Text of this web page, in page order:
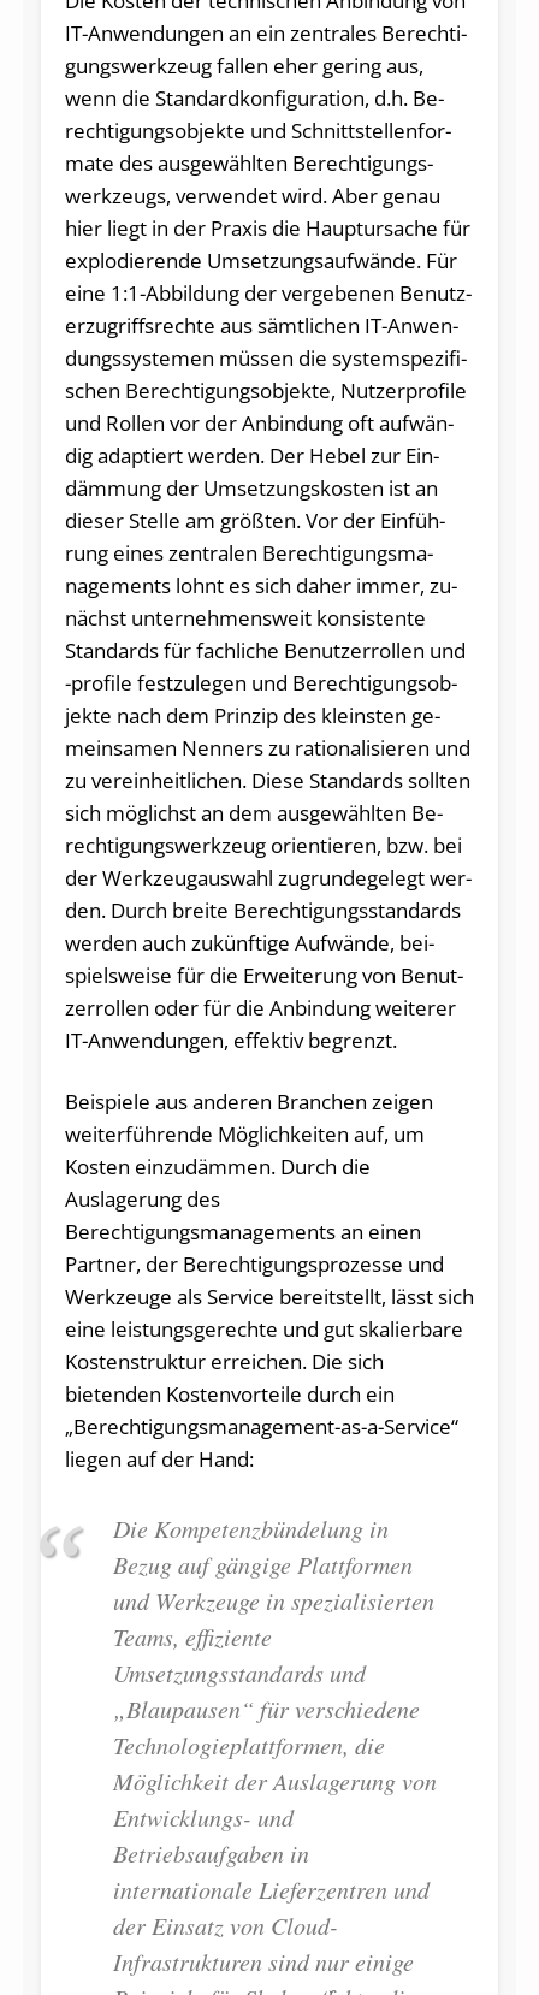
IT-An­wen­dun­gen an ein zen­tra­les Be­rech­ti­
gungs­werk­zeug fal­len eher ge­ring aus,
wenn die Stan­dard­kon­fi­gu­ra­ti­on, d.h. Be­
rech­ti­gungs­ob­jek­te und Schnitt­stel­len­for­
ma­te des aus­ge­wähl­ten Be­rech­ti­gungs­
werk­zeugs, ver­wen­det wird. Aber ge­nau
hier liegt in der Pra­xis die Haupt­ur­sa­che für
ex­plo­die­ren­de Um­set­zungs­auf­wän­de. Für
ei­ne 1:1-Ab­bil­dung der ver­ge­be­nen Be­nutz­
er­zu­griffs­rech­te aus sämt­li­chen IT-An­wen­
dungs­sys­te­men müs­sen die sys­tem­spe­zi­fi­
schen Be­rech­ti­gungs­ob­jek­te, Nut­zer­pro­fi­le
und Rol­len vor der An­bin­dung oft auf­wän­
dig ad­ap­tiert wer­den. Der He­bel zur Ein­
däm­mung der Um­set­zungs­kos­ten ist an
die­ser Stel­le am grö­ß­ten. Vor der Ein­füh­
rung ei­nes zen­tra­len Be­rech­ti­gungs­ma­
nage­ments lohnt es sich da­her im­mer, zu­
nächst un­ter­neh­mens­weit kon­sis­ten­te
Stan­dards für fach­li­che Be­nut­zer­rol­len und
-pro­fi­le fest­zu­le­gen und Be­rech­ti­gungs­ob­
jek­te nach dem Prin­zip des kleins­ten ge­
mein­sa­men Nen­ners zu ra­tio­na­li­sie­ren und
zu ver­ein­heit­li­chen. Die­se Stan­dards soll­ten
sich mög­lichst an dem aus­ge­wähl­ten Be­
rech­ti­gungs­werk­zeug ori­en­tie­ren, bzw. bei
der Werk­zeug­aus­wahl zu­grun­dege­legt wer­
den. Durch brei­te Be­rech­ti­gungs­stan­dards
wer­den auch zu­künf­ti­ge Auf­wän­de, bei­
spiels­wei­se für die Er­wei­te­rung von Be­nut­
zer­rol­len oder für die An­bin­dung wei­te­rer
IT-An­wen­dun­gen, ef­fek­tiv begrenzt.
Beispiele aus anderen Branchen zeigen
weiterführende Möglichkeiten auf, um
Kosten einzudämmen. Durch die
Auslagerung des
Berechtigungsmanagements an einen
Partner, der Berechtigungsprozesse und
Werkzeuge als Service bereitstellt, lässt sich
eine leistungsgerechte und gut skalierbare
Kostenstruktur erreichen. Die sich
bietenden Kostenvorteile durch ein
„Berechtigungsmanagement-as-a-Service“
liegen auf der Hand:
Die Kompetenzbündelung in
Bezug auf gängige Plattformen
und Werkzeuge in spezialisierten
Teams, effiziente
Umsetzungsstandards und
„Blaupausen“ für verschiedene
Technologieplattformen, die
Möglichkeit der Auslagerung von
Entwicklungs- und
Betriebsaufgaben in
internationale Lieferzentren und
der Einsatz von Cloud-
Infrastrukturen sind nur einige